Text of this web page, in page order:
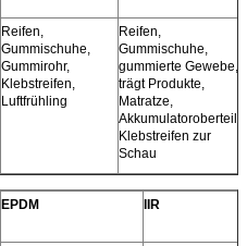
Reifen,
Gummischuhe,
Gummirohr,
Klebstreifen,
Luftfrühling
Reifen,
Gummischuhe,
gummierte Gewebe,
trägt Produkte,
Matratze,
Akkumulatoroberteil,
Klebstreifen zur
Schau
EPDM IIR